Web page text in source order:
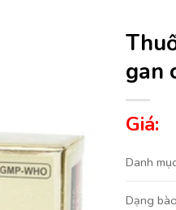
yêu
thích
gan
Giá:
Danh
Dạng